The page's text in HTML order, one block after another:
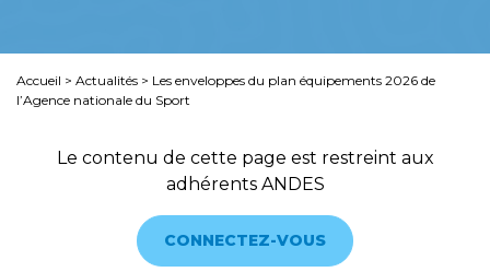
Accueil > Actualités > Les enveloppes du plan équipements 2026 de
l’Agence nationale du Sport
Le contenu de cette page est restreint aux
adhérents ANDES
CONNECTEZ-VOUS